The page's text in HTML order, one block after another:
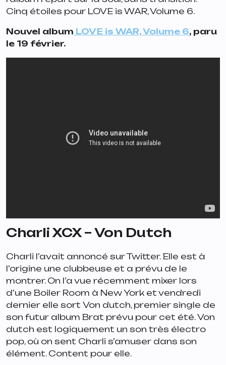
Cinq étoiles pour LOVE is WAR, Volume 6.
Nouvel album LOVE is WAR, Volume 6, paru
le 19 février.
Charli XCX – Von Dutch
Charli l’avait annoncé sur Twitter. Elle est à
l’origine une clubbeuse et a prévu de le
montrer. On l’a vue récemment mixer lors
d’une Boiler Room à New York et vendredi
dernier elle sort Von dutch, premier single de
son futur album Brat prévu pour cet été.Von
dutch est logiquement un son très électro
pop, où on sent Charli s’amuser dans son
élément. Content pour elle.